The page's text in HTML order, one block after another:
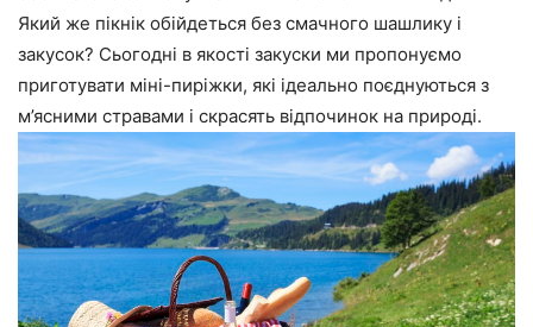
Який же пікнік обійдеться без смачного шашлику і
закусок? Сьогодні в якості закуски ми пропонуємо
приготувати міні-пиріжки, які ідеально поєднуються з
м’ясними стравами і скрасять відпочинок на природі.